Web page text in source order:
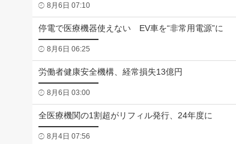
8月6日 07:10
停電で医療機器使えない EV車を“非常用電源”に
8月6日 06:25
労働者健康安全機構、経常損失13億円
8月6日 03:00
全医療機関の1割超がリフィル発行、24年度に
8月4日 07:56